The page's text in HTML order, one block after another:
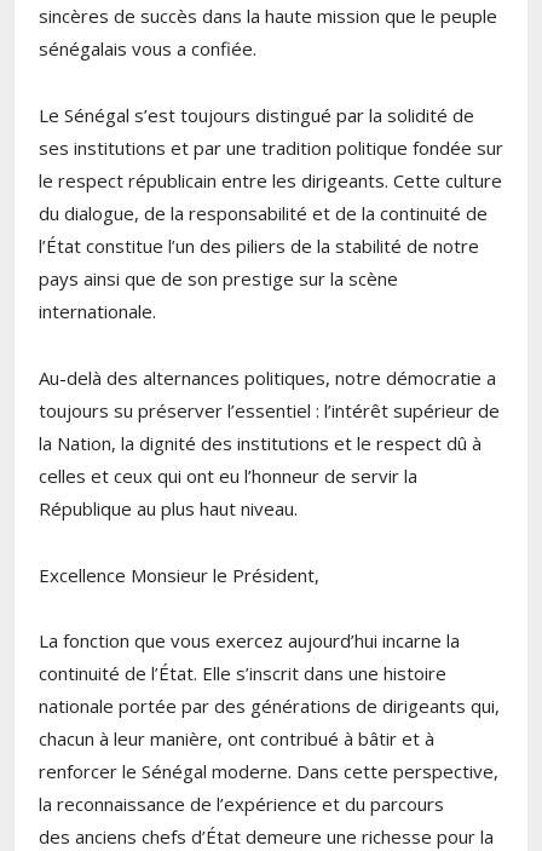
sincères de succès dans la haute mission que le peuple
sénégalais vous a confiée.
Le Sénégal s’est toujours distingué par la solidité de
ses institutions et par une tradition politique fondée sur
le respect républicain entre les dirigeants. Cette culture
du dialogue, de la responsabilité et de la continuité de
l’État constitue l’un des piliers de la stabilité de notre
pays ainsi que de son prestige sur la scène
internationale.
Au-delà des alternances politiques, notre démocratie a
toujours su préserver l’essentiel : l’intérêt supérieur de
la Nation, la dignité des institutions et le respect dû à
celles et ceux qui ont eu l’honneur de servir la
République au plus haut niveau.
Excellence Monsieur le Président,
La fonction que vous exercez aujourd’hui incarne la
continuité de l’État. Elle s’inscrit dans une histoire
nationale portée par des générations de dirigeants qui,
chacun à leur manière, ont contribué à bâtir et à
renforcer le Sénégal moderne. Dans cette perspective,
la reconnaissance de l’expérience et du parcours
des anciens chefs d’État demeure une richesse pour la